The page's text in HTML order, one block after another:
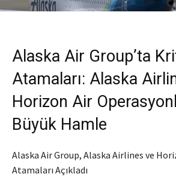
Alaska Air Group’ta
Atamaları: Alaska
Horizon Air
Büyük Hamle
Alaska Air Group, Alaska Airlines ve
Atamaları Açıkladı